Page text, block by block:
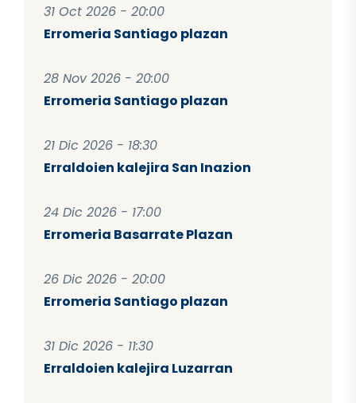
31 Oct 2026 - 20:00
Erromeria Santiago plazan
28 Nov 2026 - 20:00
Erromeria Santiago plazan
21 Dic 2026 - 18:30
Erraldoien kalejira San Inazion
24 Dic 2026 - 17:00
Erromeria Basarrate Plazan
26 Dic 2026 - 20:00
Erromeria Santiago plazan
31 Dic 2026 - 11:30
Erraldoien kalejira Luzarran